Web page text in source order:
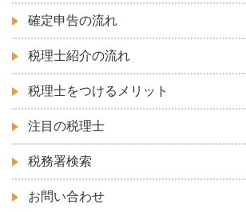
確定申告の流れ
税理士紹介の流れ
税理士をつけるメリット
注目の税理士
税務署検索
お問い合わせ